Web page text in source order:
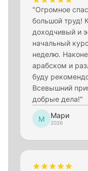
"Огромное
большой труд!
доходчивый и
начальный
неделю.
арабском и
буду
Всевышний
добрые дела!"
М Мари
2026